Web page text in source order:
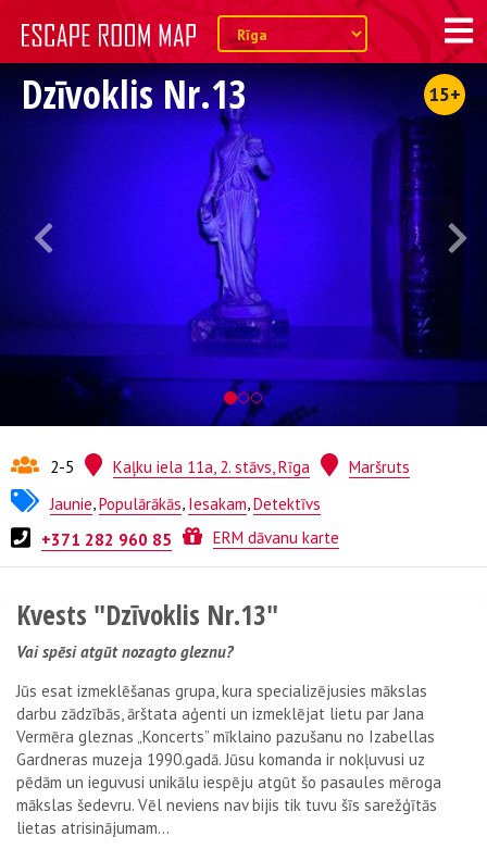
Dzīvoklis Nr.13 15+
2-5 Kaļku iela 11a, 2. stāvs, Rīga
Maršruts
Jaunie,Populārākās, Iesakam,Detektīvs
+371 282 960 85
ERM dāvanu karte
Kvests "Dzīvoklis Nr.13"
Vai spēsi atgūt nozagto gleznu?
Jūs esat izmeklēšanas grupa, kura specializējusies mākslas
darbu zādzībās, ārštata aģenti un izmeklējat lietu par Jana
Vermēra gleznas „Koncerts” mīklaino pazušanu no Izabellas
Gardneras muzeja 1990.gadā. Jūsu komanda ir nokļuvusi uz
pēdām un ieguvusi unikālu iespēju atgūt šo pasaules mēroga
mākslas šedevru. Vēl neviens nav bijis tik tuvu šīs sarežģītās
lietas atrisinājumam…